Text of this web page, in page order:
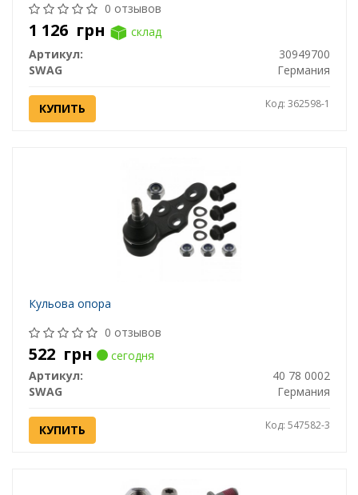
0 отзывов
1 126 грн
склад
Артикул:
30949700
SWAG
Германия
КУПИТЬ Код: 362598-1
Кульова опора
0 отзывов
522 грн
сегодня
Артикул:
40 78 0002
SWAG
Германия
КУПИТЬ Код: 547582-3